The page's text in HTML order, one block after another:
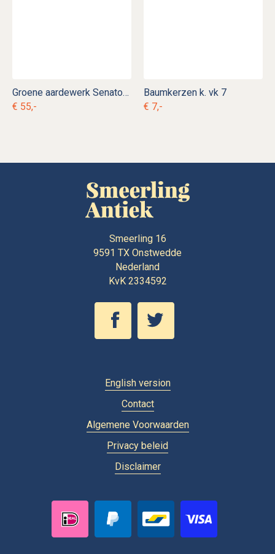
Groene aardewerk Senator Germany kerstboomvoet k. d 14
€ 55,-
Baumkerzen k. vk 7
€ 7,-
Smeerling 16
9591 TX Onstwedde
Nederland
KvK 2334592
English version
Contact
Algemene Voorwaarden
Privacy beleid
Disclaimer